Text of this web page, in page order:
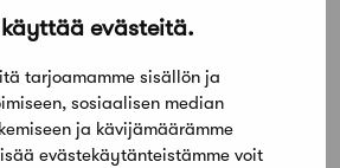
evästeitä.
tarjoamamme sisällön ja
sosiaalisen median
ja kävijämäärämme
evästekäytänteistämme voit